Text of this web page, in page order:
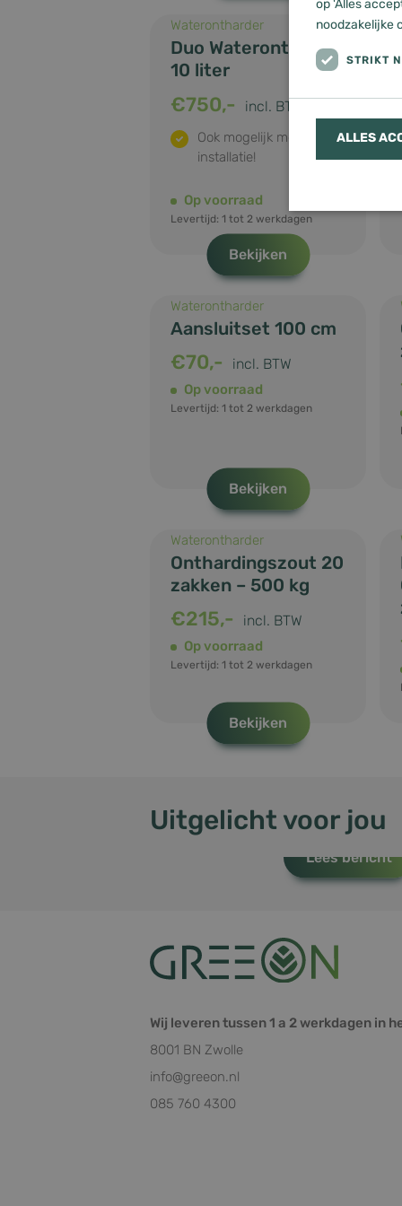
Waterontharder
Duo Waterontharder
10 liter
€750,- incl. BTW
Ook mogelijk met
installatie!
Op voorraad
Levertijd: 1 tot 2 werkdagen
Bekijken
Waterontharder
Aansluitset 100 cm
€70,- incl. BTW
Op voorraad
Levertijd: 1 tot 2 werkdagen
Bekijken
Waterontharder
Onthardingszout 20
zakken – 500 kg
€215,- incl. BTW
Op voorraad
Levertijd: 1 tot 2 werkdagen
Bekijken
Uitgelicht voor jou
warmtepomp of airco?
Lees bericht
Wij leveren tussen 1 a 2 werkdagen in
8001 BN Zwolle
info@greeon.nl
085 760 4300
op 'Alles
noodzakelijke
STRIKT
ALLES
Strikt
Naam
_gid
Naam